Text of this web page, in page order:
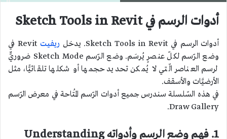
أدوات الرسم في Sketch Tools in Revit
أدوات الرسم في Sketch Tools in Revit. يدخل ريفيت
Revit في
وضع الرّسم لكلّ عنصرٍ يُرسَم. وضع الرّسم Sketch Mode ضروريٌّ
لرسم العناصر الّتي لا يُمكن تحديد حجمها أو شكلها تلقائيًّا، مثل
الأرضيَّات والأسقف.
في هذه السّلسلة سندرس جميع أدوات الرّسم المُتاحة في معرض الرّسم
Draw Gallery.
1. فهم وضع الرسم وأدواته Understanding